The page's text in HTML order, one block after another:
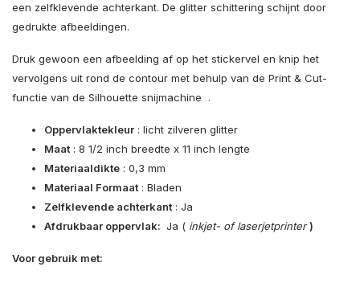
een zelfklevende achterkant. De glitter schittering schijnt door
gedrukte afbeeldingen.
Druk gewoon een afbeelding af op het stickervel en knip het
vervolgens uit rond de contour met behulp van de Print & Cut-
functie van de Silhouette snijmachine .
Oppervlaktekleur : licht zilveren glitter
Maat : 8 1/2 inch breedte x 11 inch lengte
Materiaaldikte : 0,3 mm
Materiaal Formaat : Bladen
Zelfklevende achterkant : Ja
Afdrukbaar oppervlak: Ja ( inkjet- of laserjetprinter)
Voor gebruik met: